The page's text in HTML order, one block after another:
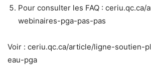
Pour consulter les FAQ :
webinaires-pga-pas-pas
Voir : ceriu.qc.ca/article/ligne-soutien-
eau-pga